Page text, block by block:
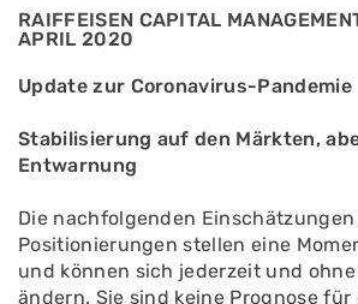
RAIFFEISEN CAPITAL
APRIL 2020
Update zur Coronavirus-Pandemie
Stabilisierung auf den Märkten,
Entwarnung
Die nachfolgenden
Positionierungen stellen eine
und können sich jederzeit und
ändern. Sie sind keine Prognose